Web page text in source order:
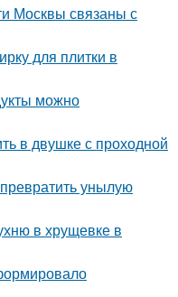
Москвы связаны с
для плитки в
можно
в двушке с проходной
унылую
в хрущевке в